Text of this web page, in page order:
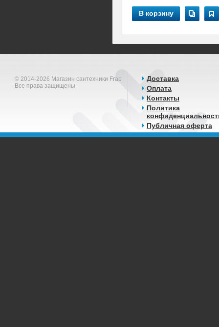
В корзину
© 2014-2026 Магазин сантехники Frap
Все права защищены
Доставка
Оплата
Контакты
Политика
Публичная оферта